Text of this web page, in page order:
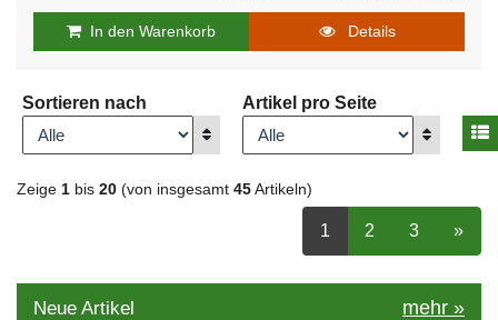
In den Warenkorb Details
Sortieren nach
Anzeigen
Artikel pro Seite
Anzeigen
Zeige 1 bis 20 (von insgesamt 45 Artikeln)
ausgewählt Seite
1 Seite
2 auswählen
Seite
3 »
Neue Artikel mehr »